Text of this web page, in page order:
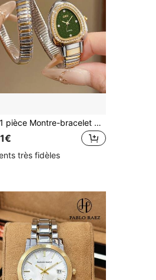
gedi 1 pièce Montre-bracelet de mode pour femme de forme serpent, montre-bracelet de marque à quartz
très fidèles